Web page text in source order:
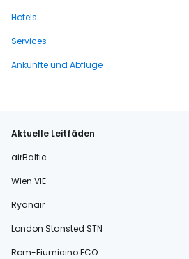
Hotels
Services
Ankünfte und Abflüge
Aktuelle Leitfäden
airBaltic
Wien VIE
Ryanair
London Stansted STN
Rom-Fiumicino FCO